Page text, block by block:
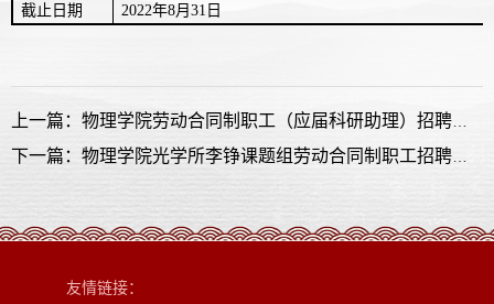
截止日期
2022年8月 31 日
友情链接：